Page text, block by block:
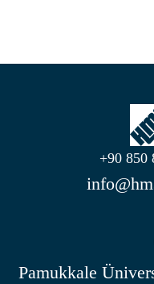
+90 850
Pamukkale